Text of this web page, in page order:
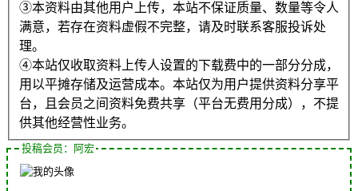
③本资料由其他用户上传，本站不保证质量、数量等令人
满意，若存在资料虚假不完整，请及时联系客服投诉处
理。
④本站仅收取资料上传人设置的下载费中的一部分分成，
用以平摊存储及运营成本。本站仅为用户提供资料分享平
台，且会员之间资料免费共享（平台无费用分成），不提
供其他经营性业务。
投稿会员：阿宏